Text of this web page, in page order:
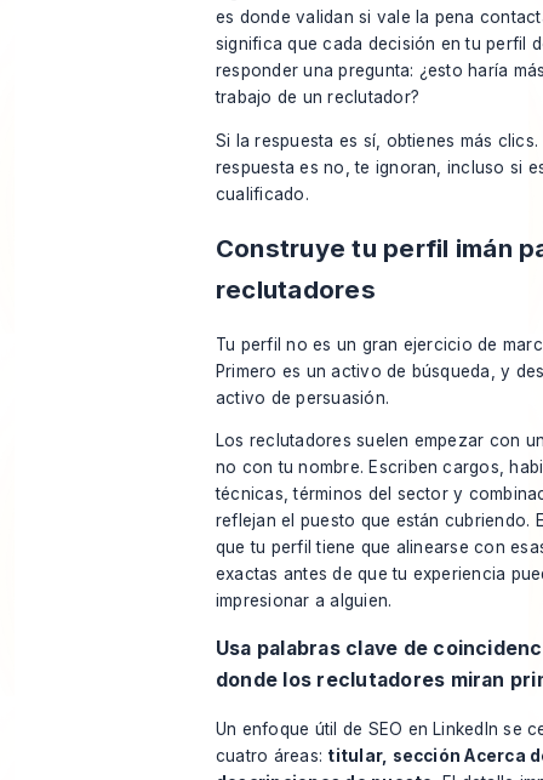
es donde validan si vale la pena
significa que cada decisión en tu perfil
responder una pregunta: ¿esto haría
trabajo de un reclutador?
Si la respuesta es sí, obtienes más clics.
respuesta es no, te ignoran, incluso si
cualificado.
Construye tu perfil imán
reclutadores
Tu perfil no es un gran ejercicio de
Primero es un activo de búsqueda, y
activo de persuasión.
Los reclutadores suelen empezar con
no con tu nombre. Escriben cargos,
técnicas, términos del sector y
reflejan el puesto que están cubriendo.
que tu perfil tiene que alinearse con
exactas antes de que tu experiencia
impresionar a alguien.
Usa palabras clave de
donde los reclutadores miran
Un enfoque útil de SEO en LinkedIn se
cuatro áreas: titular, sección Acerca